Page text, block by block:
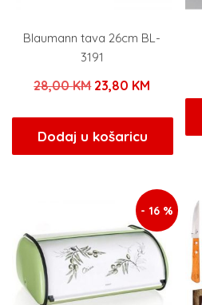
Blaumann tava 26cm BL-
3191
28,00KM Izvorna
bila
je:
23,80 KM
23,80 KM.
Dodaj u košaricu
- 16 %